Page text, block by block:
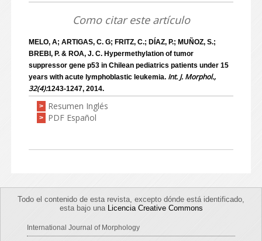
Como citar este artículo
MELO, A; ARTIGAS, C. G; FRITZ, C.; DÍAZ, P.; MUÑOZ, S.;
BREBI, P. & ROA, J. C. Hypermethylation of tumor
suppressor gene p53 in Chilean pediatrics patients under 15
years with acute lymphoblastic leukemia. Int. J. Morphol.,
32(4):1243-1247, 2014.
> Resumen Inglés
> PDF Español
Todo el contenido de esta revista, excepto dónde está identificado,
esta bajo una Licencia Creative Commons
International Journal of Morphology